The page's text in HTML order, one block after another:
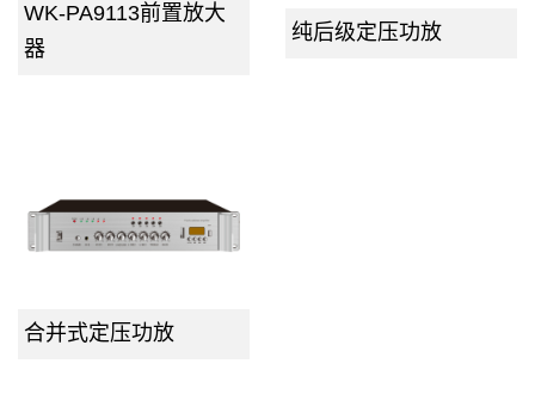
WK-PA9113前置放大
器
纯后级定压功放
合并式定压功放